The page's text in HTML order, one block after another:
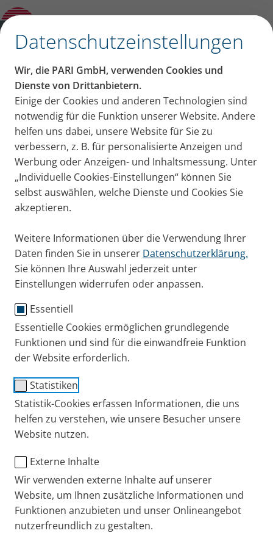
Datenschutzeinstellungen
Wir, die PARI GmbH, verwenden Cookies und
Dienste von Drittanbietern.
Einige der Cookies und anderen Technologien sind
notwendig für die Funktion unserer Website. Andere
helfen uns dabei, unsere Website für Sie zu
verbessern, z. B. für personalisierte Anzeigen und
Werbung oder Anzeigen- und Inhaltsmessung. Unter
„Individuelle Cookies-Einstellungen“ können Sie
selbst auswählen, welche Dienste und Cookies Sie
akzeptieren.
Weitere Informationen über die Verwendung Ihrer
Daten finden Sie in unserer Datenschutzerklärung.
Sie können Ihre Auswahl jederzeit unter
Einstellungen widerrufen oder anpassen.
Essentiell
Essentielle Cookies ermöglichen grundlegende
Funktionen und sind für die einwandfreie Funktion
der Website erforderlich.
Statistiken
Statistik-Cookies erfassen Informationen, die uns
helfen zu verstehen, wie unsere Besucher unsere
Website nutzen.
Externe Inhalte
Wir verwenden externe Inhalte auf unserer
Website, um Ihnen zusätzliche Informationen und
Funktionen anzubieten und unser Onlineangebot
nutzerfreundlich zu gestalten.
Presseinfo – PARI erhält die Auszeichnung
„Deutsche Marken Ikone“
PARI Presseportal
Pressemitteilungen, Bildmaterial und Aktuelles von
PARI für Ihre Pressearbeit
Herzlich willkommen im PARI
Presseportal.
Hier finden Sie unsere Pressemitteilungen von PARI
und alle Informationen zur PARI Group.
Selbstverständlich möchten wir Ihre Arbeit auch mit
speziellem Bildmaterial unterstützen. Daher finden
Sie auch einen Bilderdownload, den Sie nach
Zustimmung der Nutzungsbestimmungen kostenfrei
Sie wollen tiefere Recherchen anstellen? Wir haben
für Sie wissenschaftliche Informationen
Studienergebnisse zur Wirksamkeit und Sicherheit
der Feuchtinhalationstherapie mit der
3%igen Inhalationslösung plus
dazugehörige Erfahrungen aus der stationären
Kinder- und Jugendrehabilitation.